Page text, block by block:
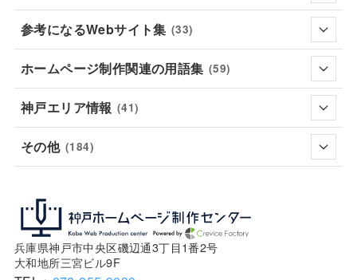
参考になるWebサイト集 (33)
ホームページ制作関連の用語集 (59)
神戸エリア情報 (41)
その他 (184)
兵庫県神戸市中央区磯辺通3丁目1番2号
大和地所三宮ビル9F